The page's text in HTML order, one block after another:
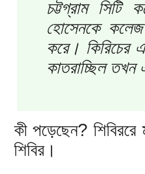
চট্টগ্রাম সিটি
হোসেনকে
করে। কিরিচের
কাতরাচ্ছিল তখন
কী পড়েছেন?
শিবির।